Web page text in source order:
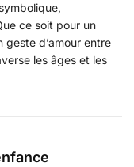
ce soit pour un
geste d’amour entre
les âges et les